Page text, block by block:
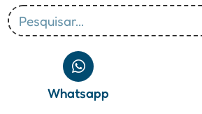
Whatsapp